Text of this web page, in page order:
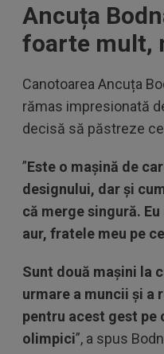
Ancuța
foarte mult,
Canotoarea Ancuța
rămas impresionată
decisă să păstreze
”Este o maşină de
designului, dar şi
că merge singură.
aur, fratele meu pe
Sunt două maşini la
urmare a muncii şi a
pentru acest gest
olimpici”, a spus